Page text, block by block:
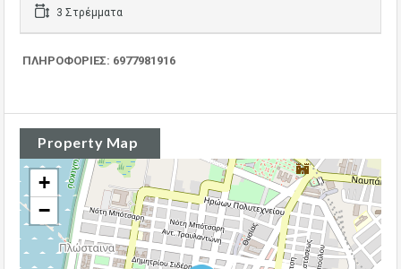
3 Στρέμματα
ΠΛΗΡΟΦΟΡΙΕΣ: 6977981916
Property Map
+
−